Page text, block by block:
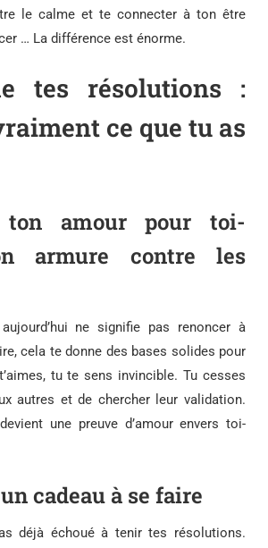
le calme et te connecter à ton être
… La différence est énorme.
tes résolutions :
ce que tu as
ton amour pour toi-
armure contre les
ne signifie pas renoncer à
cela te donne des bases solides pour
tu te sens invincible. Tu cesses
autres et de chercher leur validation.
une preuve d’amour envers toi-
cadeau à se faire
déjà échoué à tenir tes résolutions.